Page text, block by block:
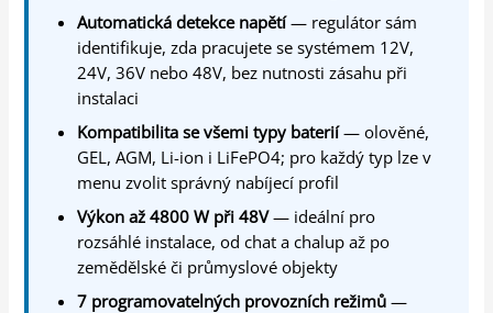
Automatická detekce napětí— regulátor sám
identifikuje, zda pracujete se systémem 12V,
24V, 36V nebo 48V, bez nutnosti zásahu při
instalaci
Kompatibilita se všemi typy baterií— olověné,
GEL, AGM, Li-ion i LiFePO4; pro každý typ lze v
menu zvolit správný nabíjecí profil
Výkon až 4800 W při 48V— ideální pro
rozsáhlé instalace, od chat a chalup až po
zemědělské či průmyslové objekty
7 programovatelných provozních režimů —